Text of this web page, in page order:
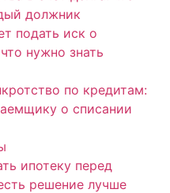
должник
подать иск о
нужно знать
по кредитам:
о списании
ипотеку перед
решение лучше